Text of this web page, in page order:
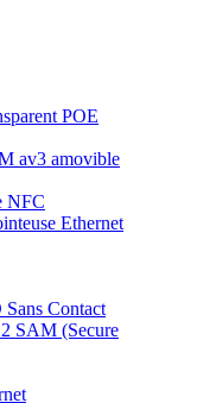
POE
av3 amovible
NFC
Ethernet
Contact
SAM (Secure